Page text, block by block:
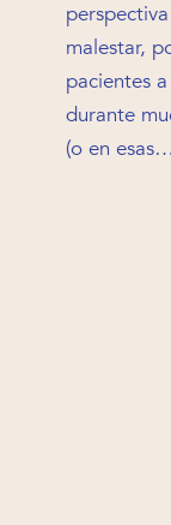
malestar,
pacientes
durante
(o en esas…